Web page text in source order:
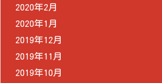
2020年2月
2020年1月
2019年12月
2019年11月
2019年10月